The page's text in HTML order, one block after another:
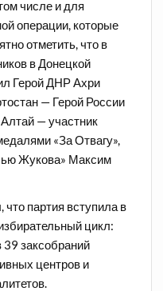
числе и для
операции, которые
отметить, что в
в Донецкой
Герой ДНР Ахри
— Герой России
— участник
«За Отвагу»,
Жукова» Максим
что партия вступила в
цикл:
заксобраний
центров и
.